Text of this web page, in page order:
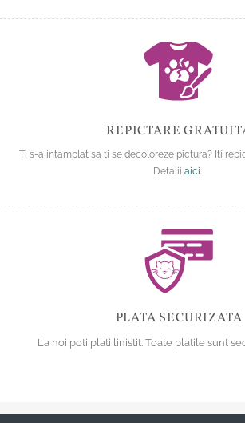
REPICTARE
Ti s-a intamplat sa ti se decoloreze pictura? Iti
Detalii aici.
PLATA SECURIZATA
La noi poti plati linistit. Toate platile sunt